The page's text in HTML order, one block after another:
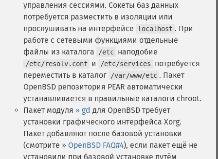
управления сессиями. Сокеты баз данных
потребуется разместить в изоляции или
прослушивать на интерфейсе
localhost . При
работе с сетевыми функциями отдельные
файлы из каталога
/etc наподобие
/etc/resolv.conf и /etc/services
потребуется
переместить в каталог
/var/www/etc . Пакет
OpenBSD репозитория PEAR автоматически
устанавливается в правильные каталоги chroot.
Пакет модуля » gd для OpenBSD требует
установки графического интерфейса Xorg.
Пакет добавляют после базовой установки
(смотрите » OpenBSD FAQ#4), если пакет ещё не
установили при базовой установке путём